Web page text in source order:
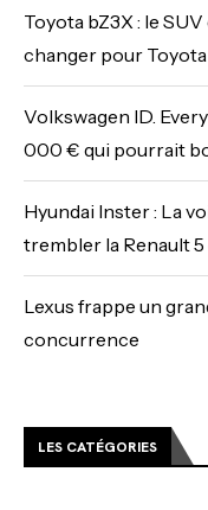
Toyota bZ3X : le
changer pour Toyota
Volkswagen ID.
000 € qui pourrait
Hyundai Inster : La
trembler la Renault
Lexus frappe un
concurrence
LES CATÉGORIES